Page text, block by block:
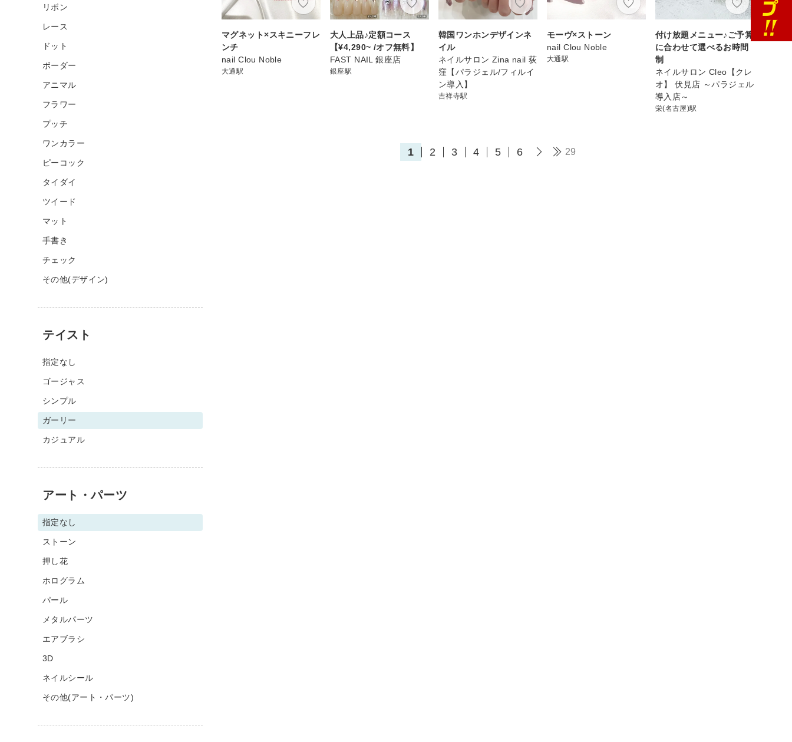
マグネット×スキニーフレ
ンチ
nail Clou Noble
大通駅
大人上品♪定額コース
【¥4,290~ /オフ無料】
FAST NAIL 銀座店
銀座駅
韓国ワンホンデザインネ
イル
ネイルサロン Zina nail 荻
窪【パラジェル/フィルイ
ン導入】
吉祥寺駅
モーヴ×ストーン
nail Clou Noble
大通駅
付け放題メニュー♪ご予算
に合わせて選べるお時間
制
ネイルサロン Cleo【クレ
オ】 伏見店 ～パラジェル
導入店～
栄(名古屋)駅
1 2 3 4 5 6 29
リボン
レース
ドット
ボーダー
アニマル
フラワー
プッチ
ワンカラー
ピーコック
タイダイ
ツイード
マット
手書き
チェック
その他(デザイン)
テイスト
指定なし
ゴージャス
シンプル
ガーリー
カジュアル
アート・パーツ
指定なし
ストーン
押し花
ホログラム
パール
メタルパーツ
エアブラシ
3D
ネイルシール
その他(アート・パーツ)